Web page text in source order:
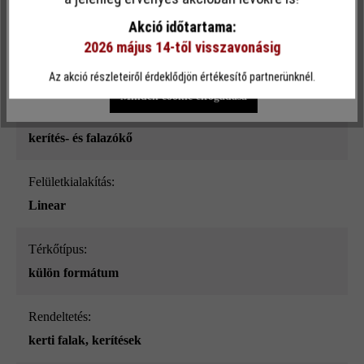
kőszürke árnyalt_ModulusPur
kerítés- és falazókő
Felületkialakítás:
Linear
Térkőtípus:
külön formátum
Rendeltetés:
kerti falak, kerítések
funkcionalitást kínálja Önnek...További információ
Csak funkcionális cookie elfogadása
Minden cookie elfogadása
Akció időtartama:
2026 május 14-től visszavonásig
Az akció részleteiről érdeklődjön értékesítő partnerünknél.